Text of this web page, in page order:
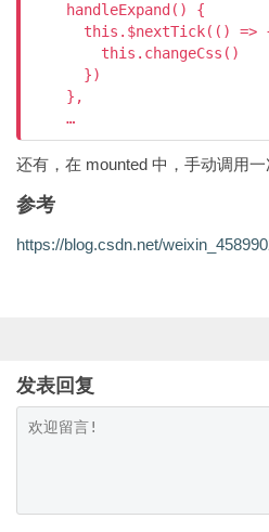
    handleExpand() {
this.$nextTick(() =>
        this.changeCss()
      })
    },
还有，在 mounted 中，手动调用一
参考
https://blog.csdn.net/
发表回复